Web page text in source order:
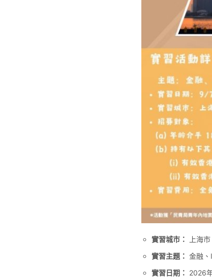
實習城市：
上海市
實習主題： 金融、
實習日期： 2026